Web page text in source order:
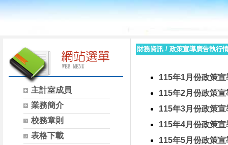
主計室成員
業務簡介
校務章則
表格下載
財務資訊 / 政策宣導廣告執行
115年1月份政策宣
115年2月份政策宣
115年3月份政策宣
115年4月份政策宣
115年5月份政策宣